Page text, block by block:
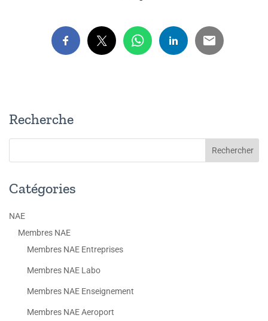
Recherche
Catégories
NAE
Membres NAE
Membres NAE Entreprises
Membres NAE Labo
Membres NAE Enseignement
Membres NAE Aeroport